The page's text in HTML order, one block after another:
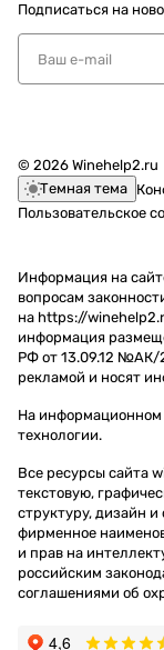
Подписаться на
© 2026 Winehelp2.ru
Темная тема
Пользовательское
Информация на
вопросам
на https://
информация
РФ от 13.09.12 №АК/
рекламой и носят
На
технологии.
Все ресурсы сайта
текстовую,
структуру, дизайн
фирменное
и прав на
российским
соглашениями об